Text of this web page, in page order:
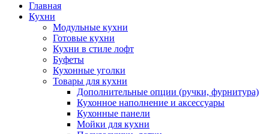
Главная
Кухни
Модульные кухни
Готовые кухни
Кухни в стиле лофт
Буфеты
Кухонные уголки
Товары для кухни
Дополнительные опции (ручки, фурнитура)
Кухонное наполнение и аксессуары
Кухонные панели
Мойки для кухни